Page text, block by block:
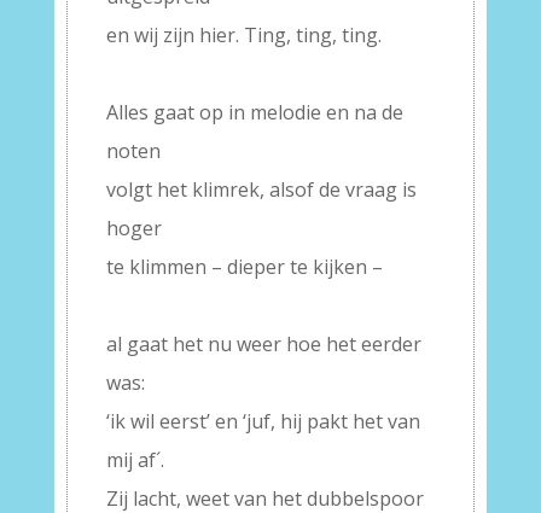
en wij zijn hier. Ting, ting, ting.
Alles gaat op in melodie en na de
noten
volgt het klimrek, alsof de vraag is
hoger
te klimmen – dieper te kijken –
al gaat het nu weer hoe het eerder
was:
‘ik wil eerst’ en ‘juf, hij pakt het van
mij af´.
Zij lacht, weet van het dubbelspoor